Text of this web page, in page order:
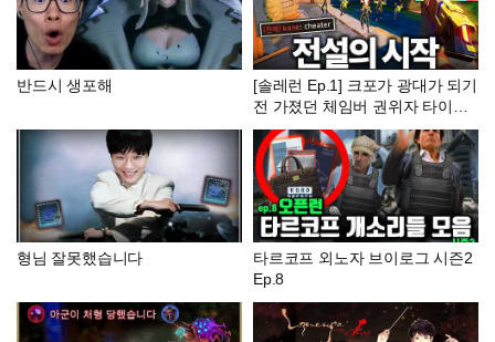
반드시 생포해
[솔레런 Ep.1] 크포가 광대가 되기
전 가졌던 체임버 권위자 타이틀
다시 가져오겠습니다
형님 잘못했습니다
타르코프 외노자 브이로그 시즌2
Ep.8